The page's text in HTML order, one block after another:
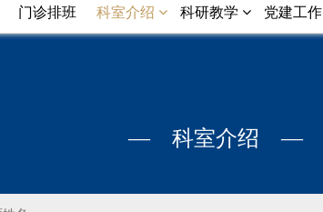
门诊排班 科室介绍 科研教学 党建工作
— 科室介绍 —